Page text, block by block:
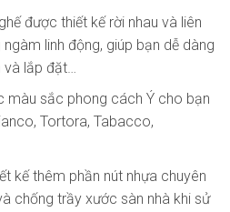
được thiết kế rời nhau và liên
linh động, giúp bạn dễ dàng
và lắp đặt…
màu sắc phong cách Ý cho bạn
Tortora, Tabacco,
kế thêm phần nút nhựa chuyên
chống trầy xước sàn nhà khi sử